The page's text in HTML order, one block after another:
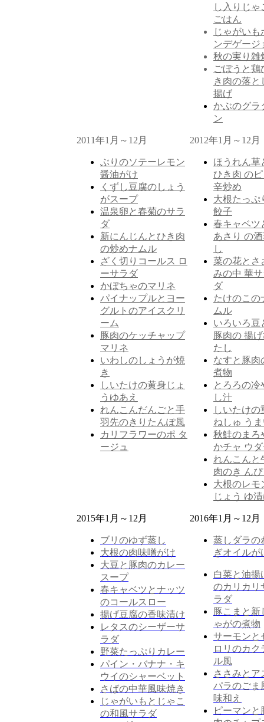
し入りじゃ
ごはん
じゃがいも
ンデゲージ
秋の実り雑
ごぼうと鶏
き肉の落と
揚げ
かぶのグラ
ン
2011年1月～12月
ぶりのソテーレモン
醤油がけ
くずし豆腐のしょう
がスープ
温泉卵と春菊のサラ
ダ
新にんじんとひき肉
の炒めナムル
ざく切りコールス ロ
ーサラダ
かぼちゃのマリネ
パイナップルとヨー
グルトのアイスクリ
ーム
豚肉のケッチャップ
マリネ
いわしのしょうが焼
き
しいたけの黄身じょ
うゆあえ
れんこんだんごと手
羽先のきりたんぽ風
カリフラワーのポ タ
ージュ
2012年1月～12月
ほうれん草
ひき肉 の
辛炒め
大根たっぷ
餃子
春キャベツ
あさり の
し
菜の花とさ
みの中 華
ダ
たけのこの
ムル
いろいろ豆
豚肉の 揚
たし
なすと豚肉
煮物
とろろの冷
し汁
しいたけの
ねしゅ う
秋鮭のまろ
かチャ ウ
れんこんと
肉のき ん
大根のレモ
じょう ゆ
2015年1月～12月
ブリのゆず蒸し
大根の肉味噌がけ
大豆と豚肉のカレー
スープ
春キャベツとナッツ
のコールスロー
揚げ豆腐の香味漬け
レタスのシーザーサ
ラダ
野菜たっぷりカレー
パイン・バナナ・キ
ウイのシャーベット
さばの中華風味焼き
じゃがいもとじゃこ
の和風サラダ
2016年1月～12月
蒸しダラの
ぎオイルが
白菜と油揚
のカリカリ
ラダ
豚こまと新
ゃがの煮物
サーモンと
ロリのカク
ル風
ささみとア
パラのごま
味和え
ピーマンと